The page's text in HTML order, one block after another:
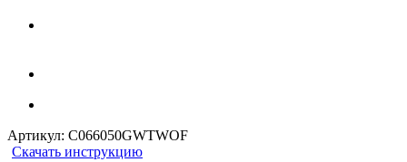
Артикул: C066050GWTWOF
Скачать инструкцию